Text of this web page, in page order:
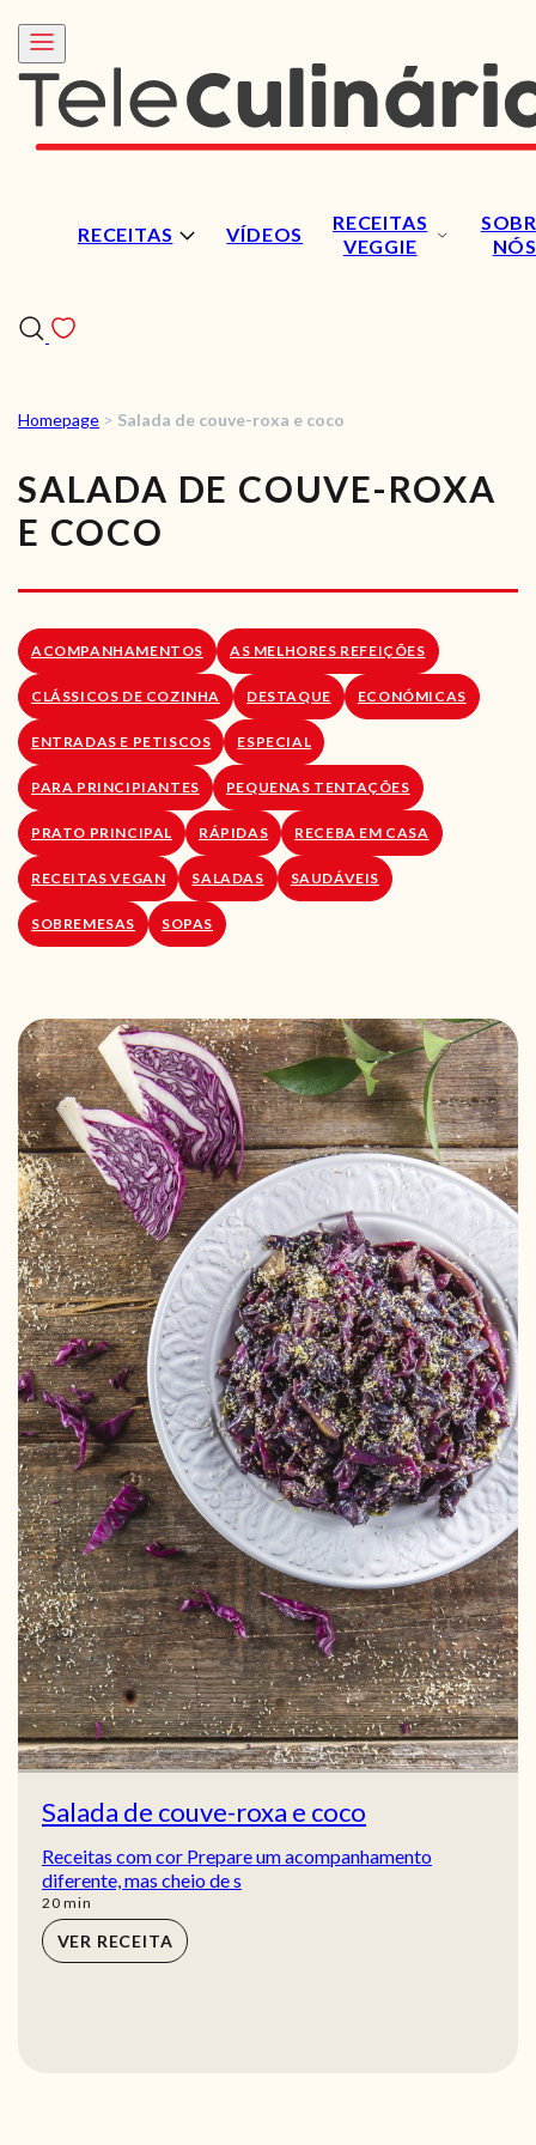
RECEITAS VÍDEOS
RECEITAS
VEGGIE
NÓS
RECEITAS
VÍDEOS
LOJA ONLINE
BLOG
Homepage > Salada de couve-roxa e coco
SALADA DE COUVE-ROXA
E COCO
ACOMPANHAMENTOS AS MELHORES REFEIÇÕES
CLÁSSICOS DE COZINHA DESTAQUE ECONÓMICAS
ENTRADAS E PETISCOS ESPECIAL
PARA PRINCIPIANTES PEQUENAS TENTAÇÕES
PRATO PRINCIPAL RÁPIDAS RECEBA EM CASA
RECEITAS VEGAN SALADAS SAUDÁVEIS
SOBREMESAS SOPAS
Salada de couve-roxa e coco
Receitas com cor Prepare um acompanhamento
diferente, mas cheio de s
20min
min
VER RECEITA